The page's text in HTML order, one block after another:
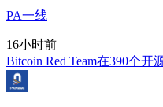
PA一线
16小时前
Bitcoin Red Team在390个